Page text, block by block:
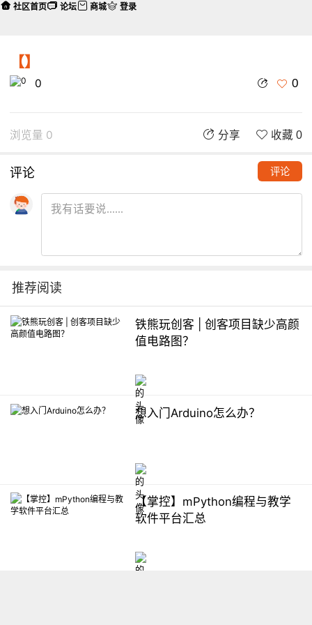
【】
0 0
浏览量 0 分享 收藏 0
评论 评论
推荐阅读
铁熊玩创客 | 创客项目缺少高颜
值电路图？
想入门Arduino怎么办？
【掌控】mPython编程与教学
软件平台汇总
社区首页 论坛 商城 登录